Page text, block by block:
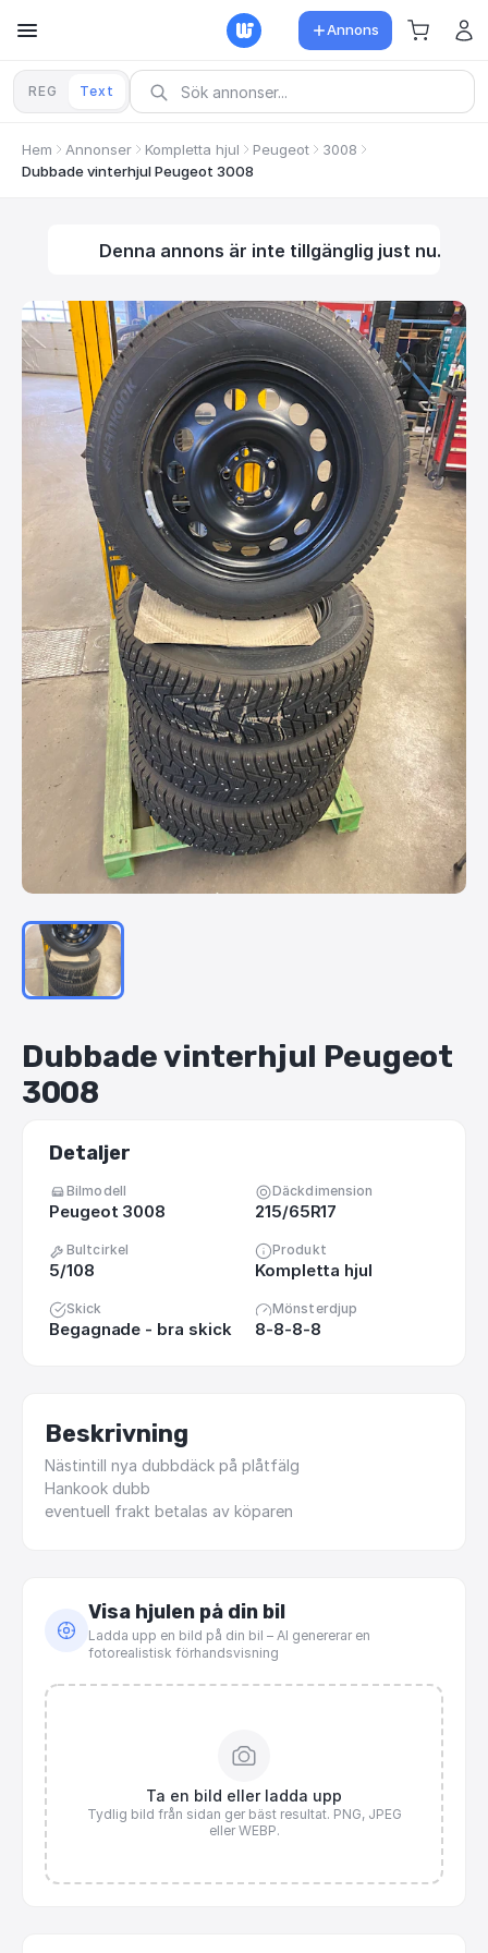
Annons
REG Text
Hem Annonser Kompletta hjul Peugeot
3008
Dubbade vinterhjul Peugeot 3008
Denna annons är inte tillgänglig just nu.
Dubbadevinterhjul Peugeot
3008
Detaljer
Bilmodell
Peugeot 3008
Däckdimension
215/65R17
Bultcirkel
5/108
Produkt
Kompletta hjul
Skick
Begagnade - bra skick
Mönsterdjup
8-8-8-8
Beskrivning
Nästintill nya dubbdäck på plåtfälg
Hankook dubb
eventuell frakt betalas av köparen
Visa hjulen på din bil
Ladda upp en bild på din bil – AI genererar en
fotorealistisk förhandsvisning
Ta en bild eller ladda upp
Tydlig bild från sidan ger bäst resultat. PNG, JPEG
eller WEBP.